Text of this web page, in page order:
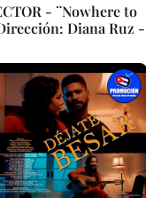
- ¨Nowhere to
Diana Ruz -